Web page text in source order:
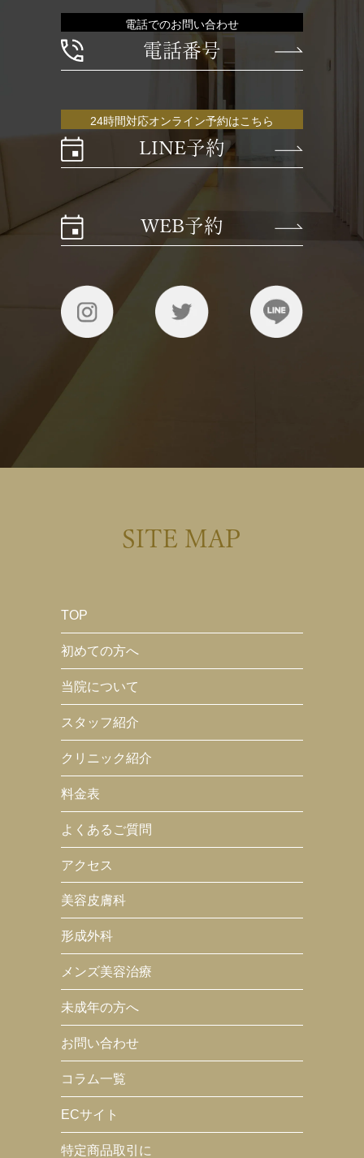
電話でのお問い合わせ
電話番号
24時間対応オンライン予約はこちら
LINE予約
WEB予約
SITE MAP
TOP
初めての方へ
当院について
スタッフ紹介
クリニック紹介
料金表
よくあるご質問
アクセス
美容皮膚科
形成外科
メンズ美容治療
未成年の方へ
お問い合わせ
コラム一覧
ECサイト
特定商品取引に